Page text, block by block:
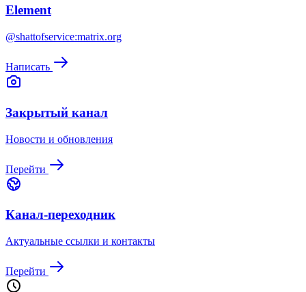
Element
@shattofservice:matrix.org
Написать
Закрытый канал
Новости и обновления
Перейти
Канал-переходник
Актуальные ссылки и контакты
Перейти